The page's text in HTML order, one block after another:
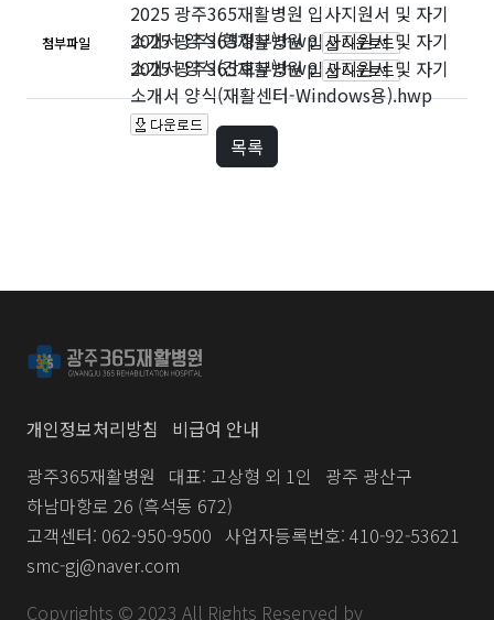
첨부파일
2025 광주365재활병원 입사지원서 및 자기
소개서 양식(행정부).hwp
2025 광주365재활병원 입사지원서 및 자기
소개서 양식(간호부).hwp
2025 광주365재활병원 입사지원서 및 자기
소개서 양식(재활센터-Windows용).hwp
목록
개인정보처리방침
비급여 안내
광주365재활병원
대표: 고상형 외 1인
광주 광산구
하남마항로 26 (흑석동 672)
고객센터: 062-950-9500 사업자등록번호: 410-92-53621
smc-gj@naver.com
Copyrights © 2023 All Rights Reserved by